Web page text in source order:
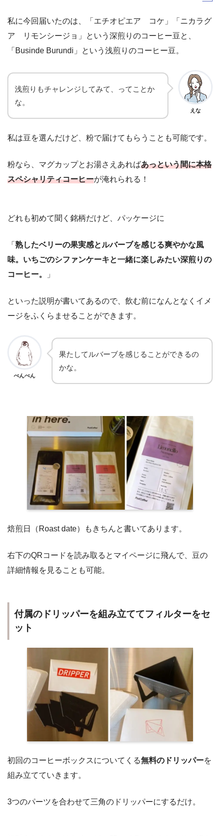
私に今回届いたのは、「エチオピエア コケ」「ニカラグ
ア リモンシージョ」という深煎りのコーヒー豆と、
「Businde Burundi」という浅煎りのコーヒー豆。
えな
浅煎りもチャレンジしてみて、ってことか
な。
私は豆を選んだけど、粉で届けてもらうことも可能です。
粉なら、マグカップとお湯さえあればあっという間に本格
スペシャリティコーヒーが淹れられる！
どれも初めて聞く銘柄だけど、パッケージに
「 熟したベリーの果実感とルバーブを感じる爽やかな風
味。いちごのシファンケーキと一緒に楽しみたい深煎りの
コーヒー。
」
といった説明が書いてあるので、飲む前になんとなくイメ
ージをふくらませることができます。
ぺんぺん
果たしてルバーブを感じることができるの
かな。
焙煎日（Roast date）もきちんと書いてあります。
右下のQRコードを読み取るとマイページに飛んで、豆の
詳細情報を見ることも可能。
付属のドリッパーを組み立ててフィルターをセ
ット
初回のコーヒーボックスについてくる無料のドリッパーを
組み立てていきます。
3つのパーツを合わせて三角のドリッパーにするだけ。